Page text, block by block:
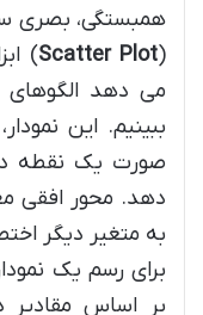
همبستگی، بصری
(
Scatter Plot
)
می دهد الگوهای
ببینیم. این
صورت یک نقطه
دهد. محور افقی
به متغیر دیگر
برای رسم یک
بر اساس مقادیر